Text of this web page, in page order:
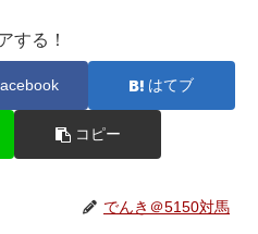
する！
はてブ
コピー
でんき＠5150対馬